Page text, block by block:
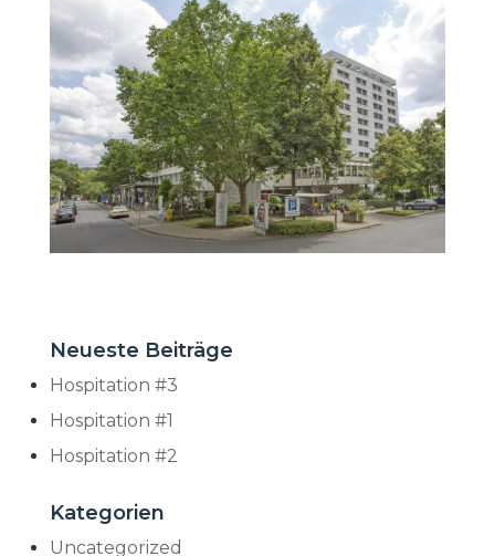
Neueste Beiträge
Hospitation #3
Hospitation #1
Hospitation #2
Kategorien
Uncategorized